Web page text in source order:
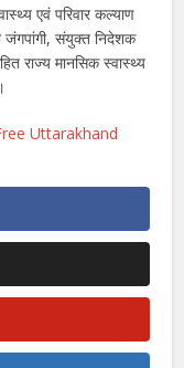
एवं परिवार कल्याण
जंगपांगी, संयुक्त निदेशक
राज्य मानसिक स्वास्थ्य
Uttarakhand